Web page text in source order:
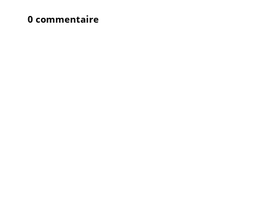
0 commentaire